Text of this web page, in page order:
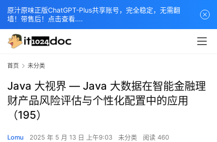
首页 未分类
Java 大视界 — Java 大数据在智能金融理
财产品风险评估与个性化配置中的应用
（195）
Lomu 2025 年 5 月 13 日 上午9:03 未分类 阅读 460
原汁原味正版ChatGPT-Plus共享账号，完全稳定，无需翻
墙！带售后！点击查看....